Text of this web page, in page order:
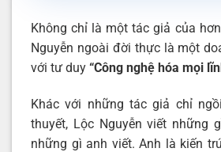
Không chỉ là một tác giả của
Nguyễn ngoài đời thực là một
với tư duy “Công nghệ hóa mọi
Khác với những tác giả chỉ
thuyết, Lộc Nguyễn viết những
những gì anh viết. Anh là kiến